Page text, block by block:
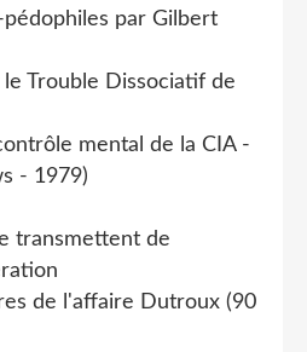
pédophiles par Gilbert
Trouble Dissociatif de
mental de la CIA -
- 1979)
transmettent de
de l'affaire Dutroux (90